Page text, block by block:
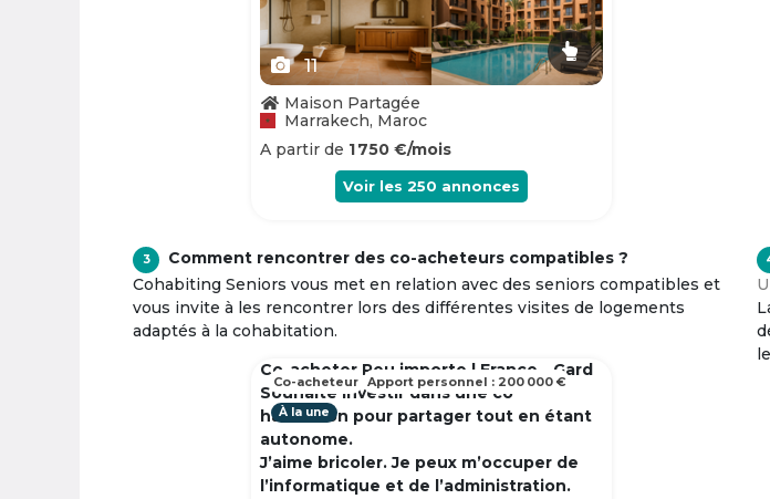
11
Maison Partagée
Marrakech, Maroc
A partir de 1 750 €/mois
Voir les 250 annonces
3
Comment rencontrer des co-acheteurs compatibles ?
Cohabiting Seniors vous met en relation avec des seniors compatibles et
vous invite à les rencontrer lors des différentes visites de logements
adaptés à la cohabitation.
Co-acheter Peu importe | France - Gard
Souhaite investir dans une co
habitation pour partager tout en étant
autonome.
J’aime bricoler. Je peux m’occuper de
l’informatique et de l’administration.
À la une
Co-acheteur Apport personnel : 200 000 €